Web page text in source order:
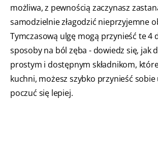
możliwa, z pewnością zaczynasz
samodzielnie złagodzić nieprzyjemne
Tymczasową ulgę mogą przynieść te 4
sposoby na ból zęba - dowiedz się, jak
prostym i dostępnym składnikom,
kuchni, możesz szybko przynieść sobie
poczuć się lepiej.